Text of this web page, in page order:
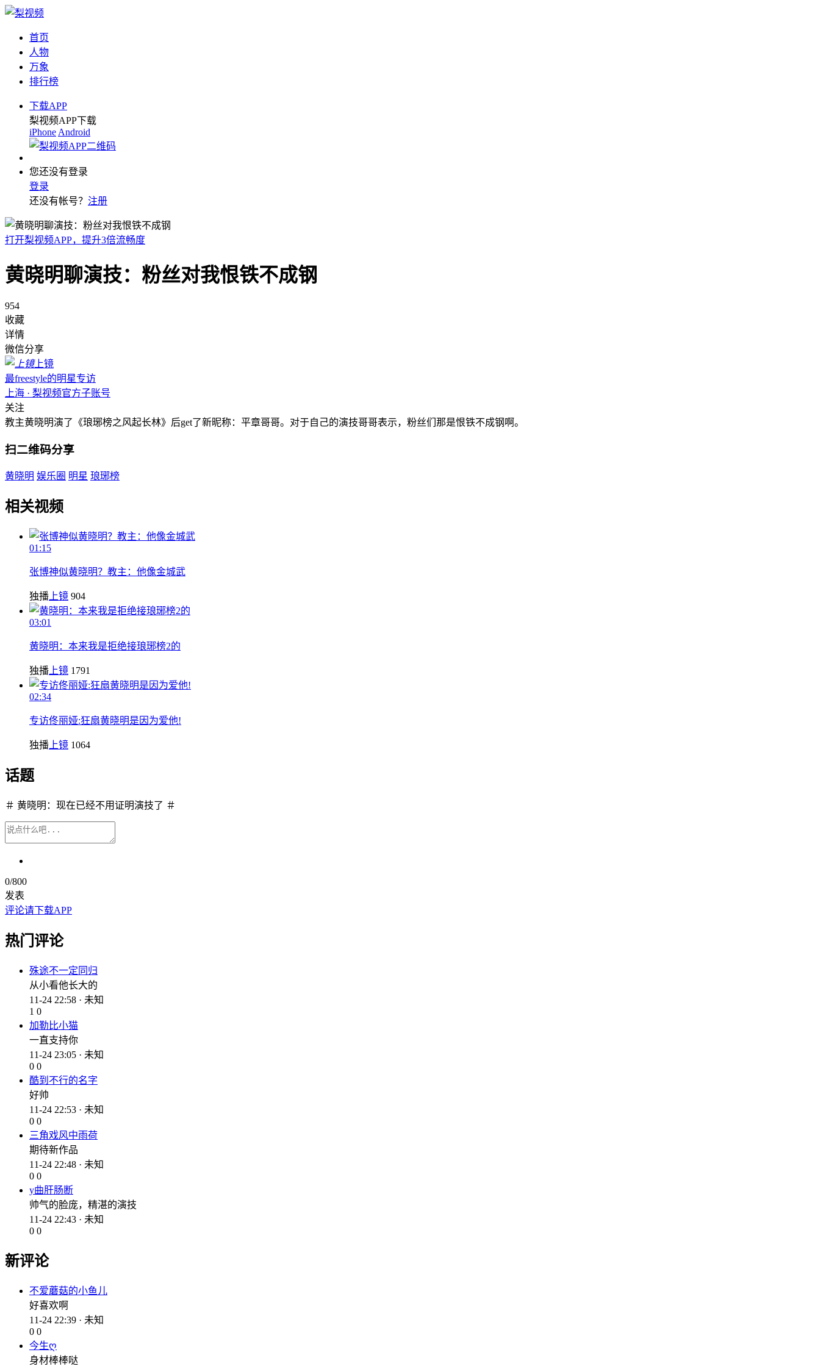
首页
人物
万象
排行榜
下载APP
梨视频APP下载
iPhone Android
您还没有登录
登录
还没有帐号？ 注册
打开梨视频APP，提升3倍流畅度
黄晓明聊演技：粉丝对我恨铁不成钢
954
收藏
详情
微信分享
上镜
最freestyle的明星专访
上海 · 梨视频官方子账号
关注
教主黄晓明演了《琅琊榜之风起长林》后get了新昵称：平章哥哥。对于自己的演技哥哥表示，粉丝们那是恨铁不成钢啊。
扫二维码分享
黄晓明 娱乐圈 明星 琅琊榜
相关视频
01:15
张博神似黄晓明？教主：他像金城武
独播 上镜 904
03:01
黄晓明：本来我是拒绝接琅琊榜2的
独播 上镜 1791
02:34
专访佟丽娅:狂扇黄晓明是因为爱他!
独播 上镜 1064
话题
＃ 黄晓明：现在已经不用证明演技了 ＃
0/800
发表
评论请下载APP
热门评论
殊途不一定同归
从小看他长大的
11-24 22:58 · 未知
1 0
加勒比小猫
一直支持你
11-24 23:05 · 未知
0 0
酷到不行的名字
好帅
11-24 22:53 · 未知
0 0
三角戏风中雨荷
期待新作品
11-24 22:48 · 未知
0 0
y曲肝肠断
帅气的脸庞，精湛的演技
11-24 22:43 · 未知
0 0
新评论
不爱蘑菇的小鱼儿
好喜欢啊
11-24 22:39 · 未知
0 0
今生ღ
身材棒棒哒